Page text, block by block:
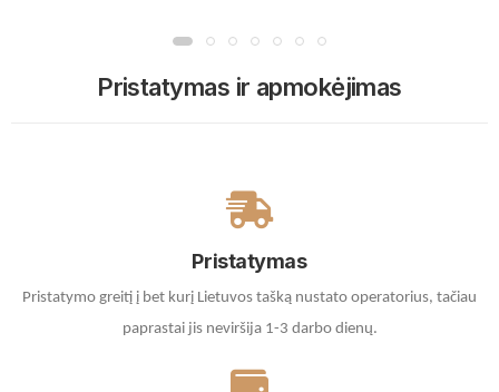
Pristatymas ir apmokėjimas
Pristatymas
Pristatymo greitį į bet kurį Lietuvos tašką nustato operatorius, tačiau
paprastai jis neviršija 1-3 darbo dienų.